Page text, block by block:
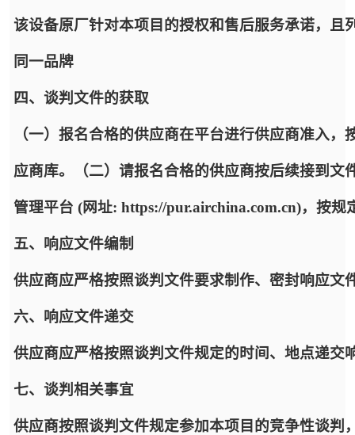
该设备原厂针对本项目的授权和售后服务承诺，且
同一品牌
四、谈判文件的获取
（一）报名合格的供应商在平台进行供应商准入
应商库。（二）请报名合格的供应商按后续接到
管理平台 (网址: https://pur.airchina.com.cn)，按
五、响应文件编制
供应商应严格按照谈判文件要求制作、密封响应文
六、响应文件递交
供应商应严格按照谈判文件规定的时间、地点递交
七、谈判相关事宜
供应商按照谈判文件规定参加本项目的竞争性谈判